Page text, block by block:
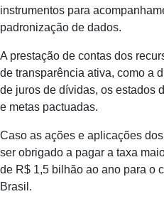
instrumentos para
padronização de dados.
A prestação de contas dos
de transparência ativa, como a
de juros de dívidas, os estados
e metas pactuadas.
Caso as ações e aplicações
ser obrigado a pagar a taxa
de R$ 1,5 bilhão ao ano para o
Brasil.